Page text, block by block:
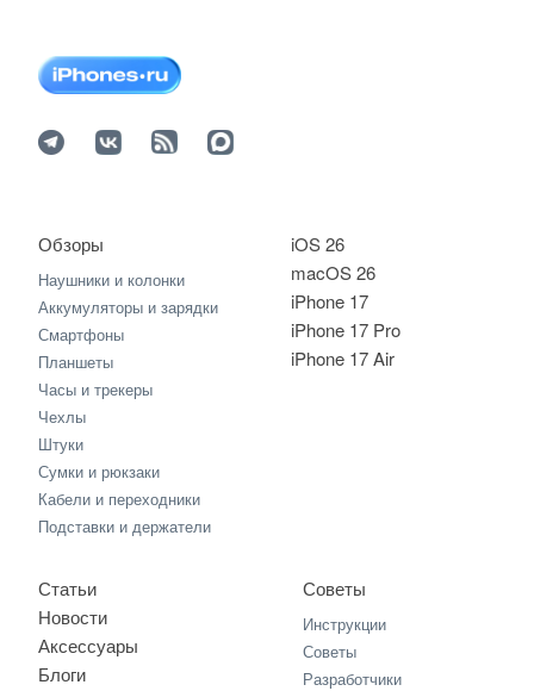
iOS 26
macOS 26
iPhone 17
iPhone 17 Pro
iPhone 17 Air
Обзоры
Наушники и колонки
Аккумуляторы и зарядки
Смартфоны
Планшеты
Часы и трекеры
Чехлы
Штуки
Сумки и рюкзаки
Кабели и переходники
Подставки и держатели
Статьи
Новости
Аксессуары
Блоги
Советы
Инструкции
Советы
Разработчики